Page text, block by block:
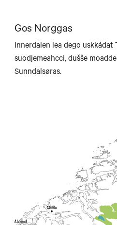
Gos Norggas
Innerdalen lea dego uskkádat
suodjemeahcci, dušše
Sunndalsøras.
Ålesund
Molde